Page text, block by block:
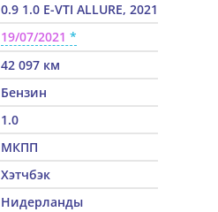
0.9 1.0 E-VTI ALLURE, 2021
19/07/2021
42 097 км
Бензин
1.0
МКПП
Хэтчбэк
Нидерланды